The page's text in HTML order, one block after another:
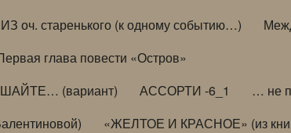
ИЗ оч. старенького (к одному событию…)
глава повести «Остров»
(вариант) АССОРТИ -6_1
… не
«ЖЕЛТОЕ И КРАСНОЕ» (из